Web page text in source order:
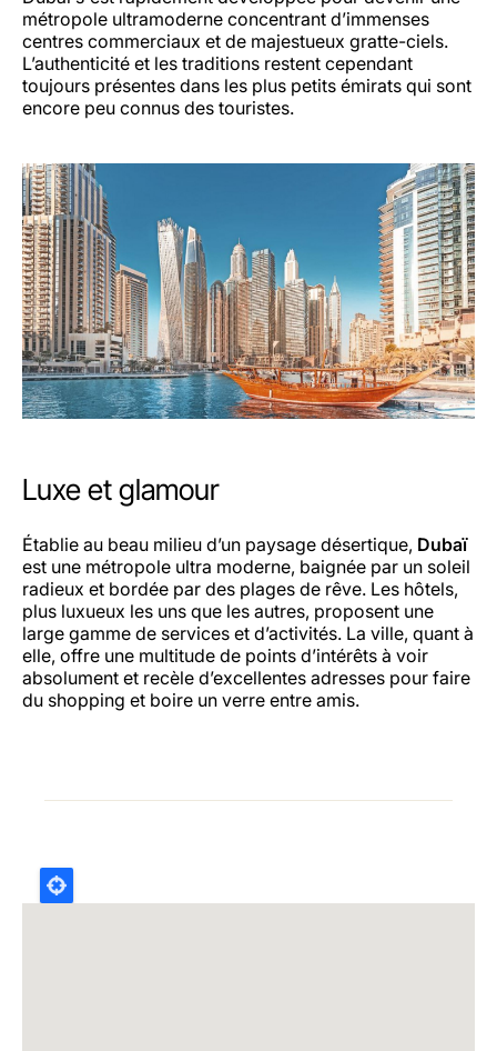
métropole ultramoderne concentrant d’immenses
centres commerciaux et de majestueux gratte-ciels.
L’authenticité et les traditions restent cependant
toujours présentes dans les plus petits émirats qui sont
encore peu connus des touristes.
Luxe et glamour
Établie au beau milieu d’un paysage désertique, Dubaï
est une métropole ultra moderne, baignée par un soleil
radieux et bordée par des plages de rêve. Les hôtels,
plus luxueux les uns que les autres, proposent une
large gamme de services et d’activités. La ville, quant à
elle, offre une multitude de points d’intérêts à voir
absolument et recèle d’excellentes adresses pour faire
du shopping et boire un verre entre amis.